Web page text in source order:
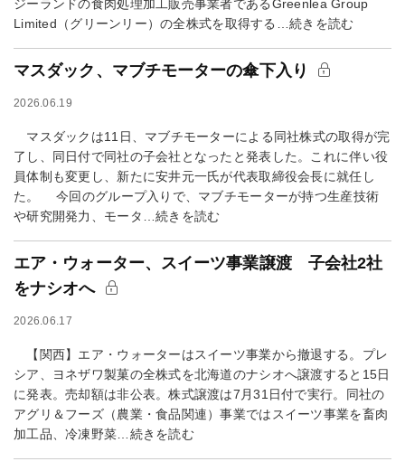
ジーランドの食肉処理加工販売事業者であるGreenlea Group
Limited（グリーンリー）の全株式を取得する…続きを読む
マスダック、マブチモーターの傘下入り
2026.06.19
マスダックは11日、マブチモーターによる同社株式の取得が完
了し、同日付で同社の子会社となったと発表した。これに伴い役
員体制も変更し、新たに安井元一氏が代表取締役会長に就任し
た。 今回のグループ入りで、マブチモーターが持つ生産技術
や研究開発力、モータ…続きを読む
エア・ウォーター、スイーツ事業譲渡 子会社2社
をナシオへ
2026.06.17
【関西】エア・ウォーターはスイーツ事業から撤退する。プレ
シア、ヨネザワ製菓の全株式を北海道のナシオへ譲渡すると15日
に発表。売却額は非公表。株式譲渡は7月31日付で実行。同社の
アグリ＆フーズ（農業・食品関連）事業ではスイーツ事業を畜肉
加工品、冷凍野菜…続きを読む